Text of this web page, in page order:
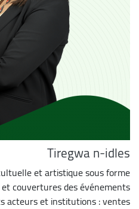
Tiregwa n-idles
et artistique sous forme
couvertures des événements
acteurs et institutions : ventes